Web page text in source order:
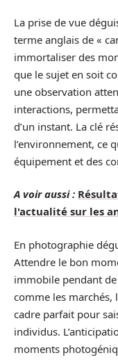
La prise de vue
terme anglais de «
immortaliser des
que le sujet en soit
une observation
interactions,
d’un instant. La clé
l’environnement, ce
équipement et des
A voir aussi :
l'actualité sur les
En photographie
Attendre le bon
immobile pendant
comme les marchés,
cadre parfait pour
individus.
moments